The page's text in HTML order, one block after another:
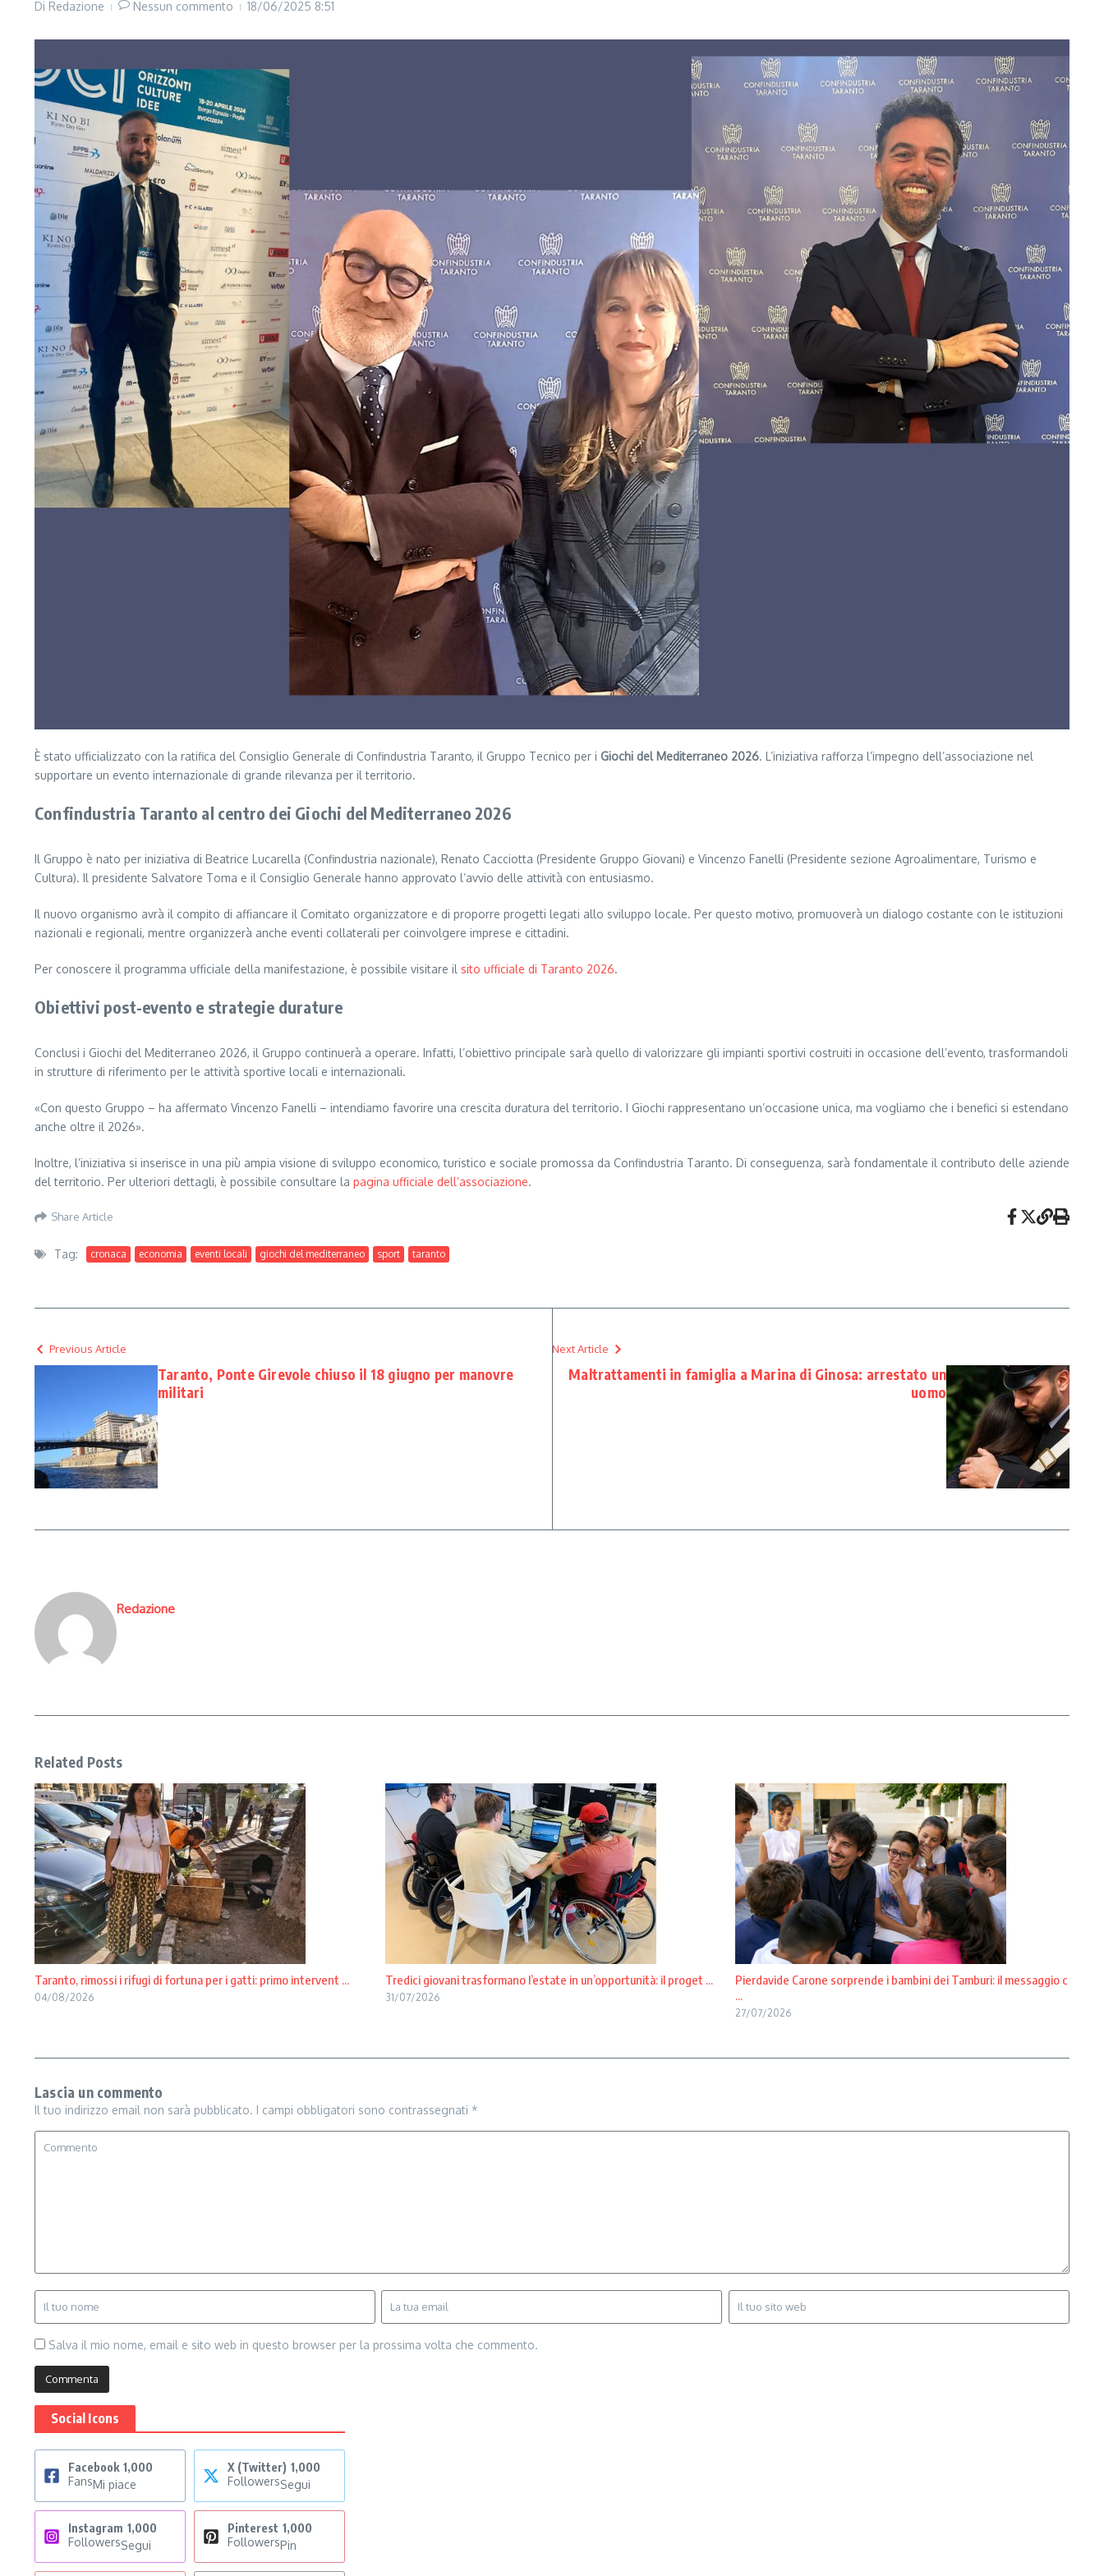
Di Redazione Nessun commento 18/06/2025 8:51
È stato ufficializzato con la ratifica del Consiglio Generale di Confindustria Taranto, il Gruppo Tecnico per i Giochi del Mediterraneo 2026. L’iniziativa rafforza l’impegno dell’associazione nel
supportare un evento internazionale di grande rilevanza per il territorio.
Confindustria Taranto al centro dei Giochi del Mediterraneo 2026
Il Gruppo è nato per iniziativa di Beatrice Lucarella (Confindustria nazionale), Renato Cacciotta (Presidente Gruppo Giovani) e Vincenzo Fanelli (Presidente sezione Agroalimentare, Turismo e
Cultura). Il presidente Salvatore Toma e il Consiglio Generale hanno approvato l’avvio delle attività con entusiasmo.
Il nuovo organismo avrà il compito di affiancare il Comitato organizzatore e di proporre progetti legati allo sviluppo locale. Per questo motivo, promuoverà un dialogo costante con le istituzioni
nazionali e regionali, mentre organizzerà anche eventi collaterali per coinvolgere imprese e cittadini.
Per conoscere il programma ufficiale della manifestazione, è possibile visitare il sito ufficiale di Taranto 2026.
Obiettivi post-evento e strategie durature
Conclusi i Giochi del Mediterraneo 2026, il Gruppo continuerà a operare. Infatti, l’obiettivo principale sarà quello di valorizzare gli impianti sportivi costruiti in occasione dell’evento, trasformandoli
in strutture di riferimento per le attività sportive locali e internazionali.
«Con questo Gruppo – ha affermato Vincenzo Fanelli – intendiamo favorire una crescita duratura del territorio. I Giochi rappresentano un’occasione unica, ma vogliamo che i benefici si estendano
anche oltre il 2026».
Inoltre, l’iniziativa si inserisce in una più ampia visione di sviluppo economico, turistico e sociale promossa da Confindustria Taranto. Di conseguenza, sarà fondamentale il contributo delle aziende
del territorio. Per ulteriori dettagli, è possibile consultare la pagina ufficiale dell’associazione.
Share Article
Tag: cronaca economia eventi locali giochi del mediterraneo sport taranto
Previous Article
Taranto, Ponte Girevole chiuso il 18 giugno per manovre
militari
Next Article
Maltrattamenti in famiglia a Marina di Ginosa: arrestato un
uomo
Redazione
Related Posts
Taranto, rimossi i rifugi di fortuna per i gatti: primo intervent ...
04/08/2026
Tredici giovani trasformano l’estate in un’opportunità: il proget ...
31/07/2026
Pierdavide Carone sorprende i bambini dei Tamburi: il messaggio c
...
27/07/2026
Lascia un commento
Il tuo indirizzo email non sarà pubblicato. I campi obbligatori sono contrassegnati *
Salva il mio nome, email e sito web in questo browser per la prossima volta che commento.
Social Icons
Facebook 1,000
FansMi piace
X (Twitter) 1,000
FollowersSegui
Instagram 1,000
FollowersSegui
Pinterest 1,000
FollowersPin